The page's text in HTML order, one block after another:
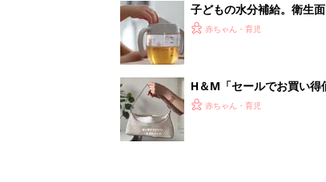
子どもの水分補給。衛生
く3つのコツとは？【専門
赤ちゃん・育児
H＆М「セールでお買い得
赤ちゃん・育児